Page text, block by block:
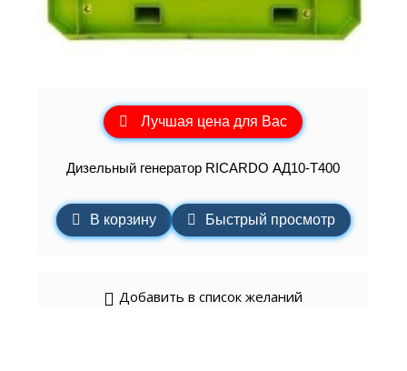
Лучшая цена для Вас
Дизельный генератор RICARDO АД10-Т400
В корзину Быстрый просмотр
Добавить в список желаний